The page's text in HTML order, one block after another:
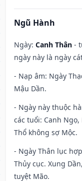
Ngũ Hành
Ngày: Canh Thân -
ngày này là ngày
- Nạp âm: Ngày
Mậu Dần.
- Ngày này thuộc
các tuổi: Canh
Thổ không sợ Mộc.
- Ngày Thân lục
Thủy cục. Xung
tuyệt Mão.